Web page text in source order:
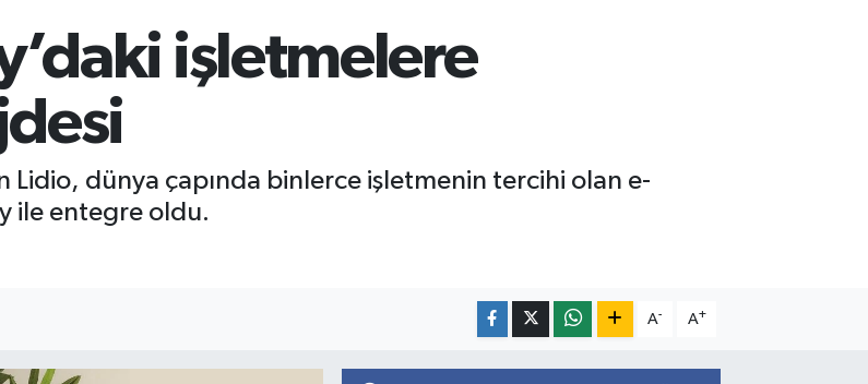
işletmelere
Lidio, dünya çapında binlerce işletmenin tercihi olan e-
ile entegre oldu.
A- A+